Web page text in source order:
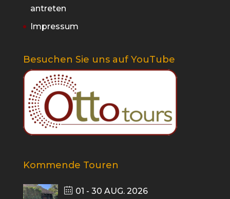
antreten
Impressum
Besuchen Sie uns auf YouTube
Kommende Touren
01 - 30 AUG. 2026